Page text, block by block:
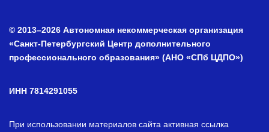
© 2013–2026 Автономная некоммерческая организация
«Санкт-Петербургский Центр дополнительного
профессионального образования» (АНО «СПб ЦДПО»)
ИНН 7814291055
При использовании материалов сайта активная ссылка